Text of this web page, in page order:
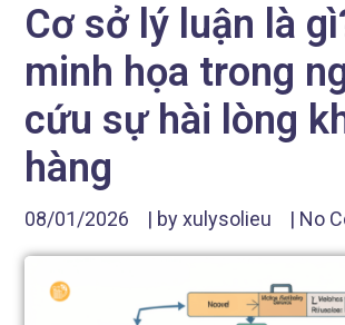
Cơ sở lý luận là
minh họa trong
cứu sự hài lòng
hàng
08/01/2026 | byxulysolieu | No